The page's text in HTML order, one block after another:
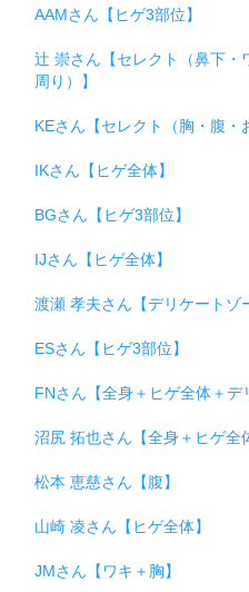
AAMさん【ヒゲ3部位】
辻 崇さん【セレクト（鼻下・
周り）】
KEさん【セレクト（胸・腹・
IKさん【ヒゲ全体】
BGさん【ヒゲ3部位】
IJさん【ヒゲ全体】
渡瀬 孝夫さん【デリケートゾ
ESさん【ヒゲ3部位】
FNさん【全身＋ヒゲ全体＋デ
沼尻 拓也さん【全身＋ヒゲ全
松本 恵慈さん【腹】
山崎 凌さん【ヒゲ全体】
JMさん【ワキ＋胸】